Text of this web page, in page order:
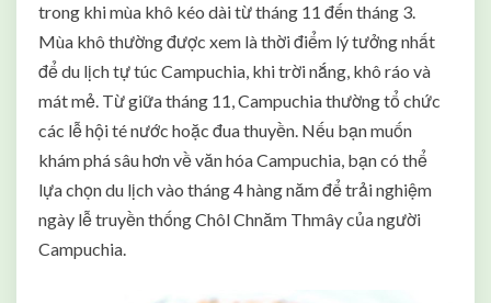
trong khi mùa khô kéo dài từ tháng 11 đến tháng 3.
Mùa khô thường được xem là thời điểm lý tưởng nhất
để du lịch tự túc Campuchia, khi trời nắng, khô ráo và
mát mẻ. Từ giữa tháng 11, Campuchia thường tổ chức
các lễ hội té nước hoặc đua thuyền. Nếu bạn muốn
khám phá sâu hơn về văn hóa Campuchia, bạn có thể
lựa chọn du lịch vào tháng 4 hàng năm để trải nghiệm
ngày lễ truyền thống Chôl Chnăm Thmây của người
Campuchia.